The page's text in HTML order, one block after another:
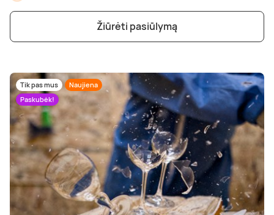
Žiūrėti pasiūlymą
Tik pas mus
Naujiena
Paskubėk!